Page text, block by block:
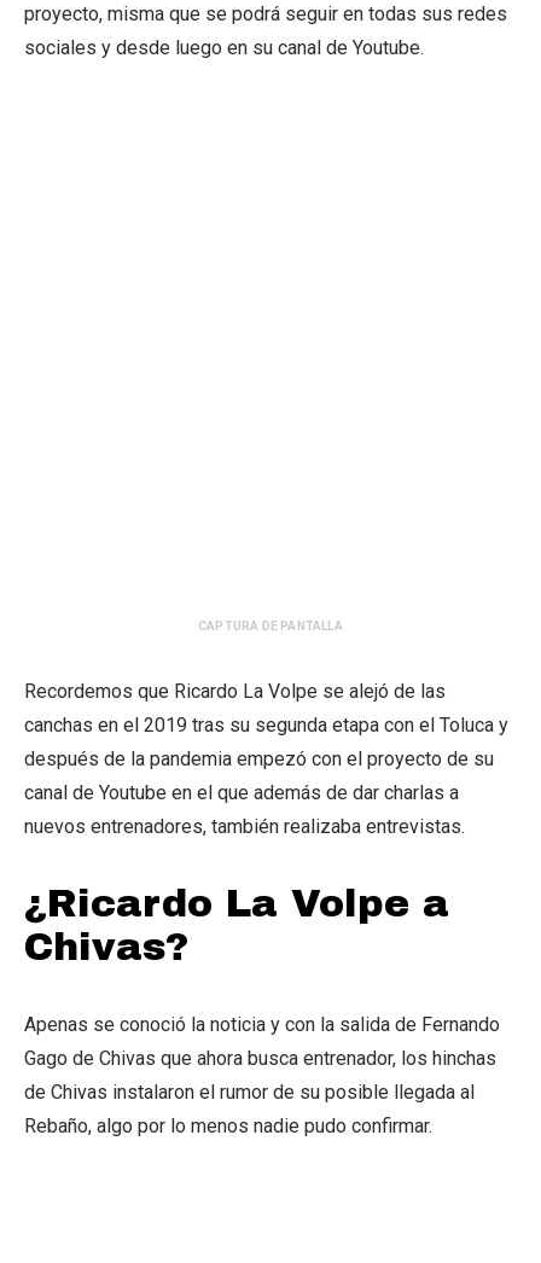
proyecto, misma que se podrá seguir en todas sus redes
sociales y desde luego en su canal de Youtube.
CAPTURA DE PANTALLA
Recordemos que Ricardo La Volpe se alejó de las
canchas en el 2019 tras su segunda etapa con el Toluca y
después de la pandemia empezó con el proyecto de su
canal de Youtube en el que además de dar charlas a
nuevos entrenadores, también realizaba entrevistas.
¿Ricardo La Volpe a
Chivas?
Apenas se conoció la noticia y con la salida de Fernando
Gago de Chivas que ahora busca entrenador, los hinchas
de Chivas instalaron el rumor de su posible llegada al
Rebaño, algo por lo menos nadie pudo confirmar.